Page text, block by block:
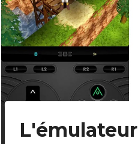
L'émulateur